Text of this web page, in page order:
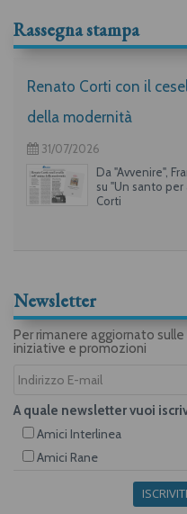
Rassegna stampa
Renato Corti con il
della modernità
31/07/2026
Da "Avvenire",
su "Un santo
Corti
Newsletter
Per rimanere aggiornato
iniziative e promozioni
A quale newsletter vuoi
Amici Interlinea
Amici Rane
ISCRIVITI